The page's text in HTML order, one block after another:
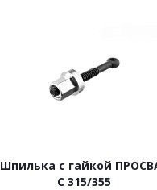
Шпилька с гайкой
С 315/355